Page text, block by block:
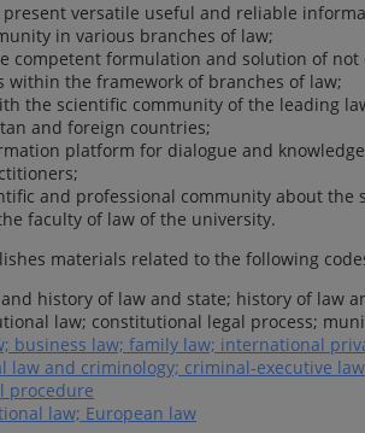
versatile useful and reliable
in various branches of law;
competent formulation and solution of not
within the framework of branches of law;
the scientific community of the leading
and foreign countries;
platform for dialogue and
and professional community about the
faculty of law of the university.
materials related to the following
history of law and state; history of law
law; constitutional legal process;
business law; family law; international
law and criminology; criminal-executive law
procedure
law; European law